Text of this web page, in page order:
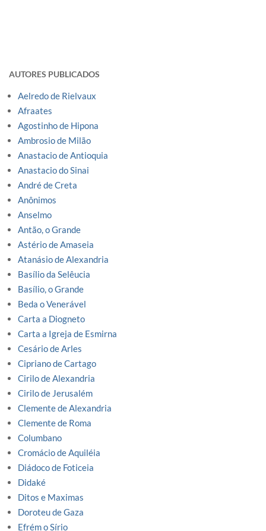
AUTORES PUBLICADOS
Aelredo de Rielvaux
Afraates
Agostinho de Hipona
Ambrosio de Milão
Anastacio de Antioquia
Anastacio do Sinai
André de Creta
Anônimos
Anselmo
Antão, o Grande
Astério de Amaseia
Atanásio de Alexandria
Basílio da Selêucia
Basílio, o Grande
Beda o Venerável
Carta a Diogneto
Carta a Igreja de Esmirna
Cesário de Arles
Cipriano de Cartago
Cirilo de Alexandria
Cirilo de Jerusalém
Clemente de Alexandria
Clemente de Roma
Columbano
Cromácio de Aquiléia
Diádoco de Foticeia
Didaké
Ditos e Maximas
Doroteu de Gaza
Efrém o Sírio